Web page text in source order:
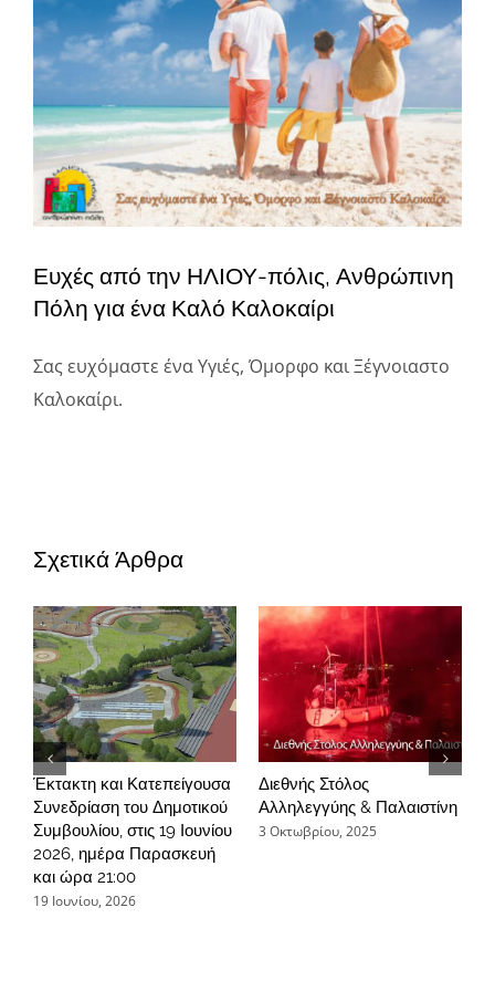
Φάκελοι
Νέα – Ανακοινώσεις
Αναζήτηση
για:
Πολιτική Απορρήτου
εικόνας
Ευχές από την ΗΛΙΟΥ-πόλις, Ανθρώπινη
Πόλη για ένα Καλό Καλοκαίρι
Σας ευχόμαστε ένα Υγιές, Όμορφο και Ξέγνοιαστο
Καλοκαίρι.
Σχετικά Άρθρα
Έκτακτη και Κατεπείγουσα
Συνεδρίαση του Δημοτικού
Συμβουλίου, στις 19 Ιουνίου
2026, ημέρα Παρασκευή
και ώρα 21:00
19 Ιουνίου, 2026
Διεθνής Στόλος
Αλληλεγγύης & Παλαιστίνη
3 Οκτωβρίου, 2025